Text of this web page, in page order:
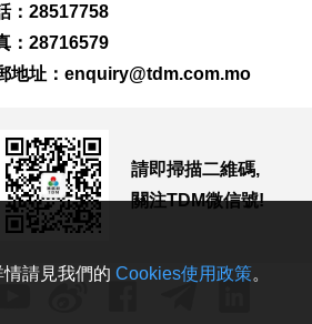
2026-08-07 18:45
暑中心延長夜間開放
131
0
週期支援體系
：28517758
：28716579
地址： enquiry@tdm.com.mo
請即掃描二維碼,
關注TDM微信號!
請見我們的 Cookies使用政策。